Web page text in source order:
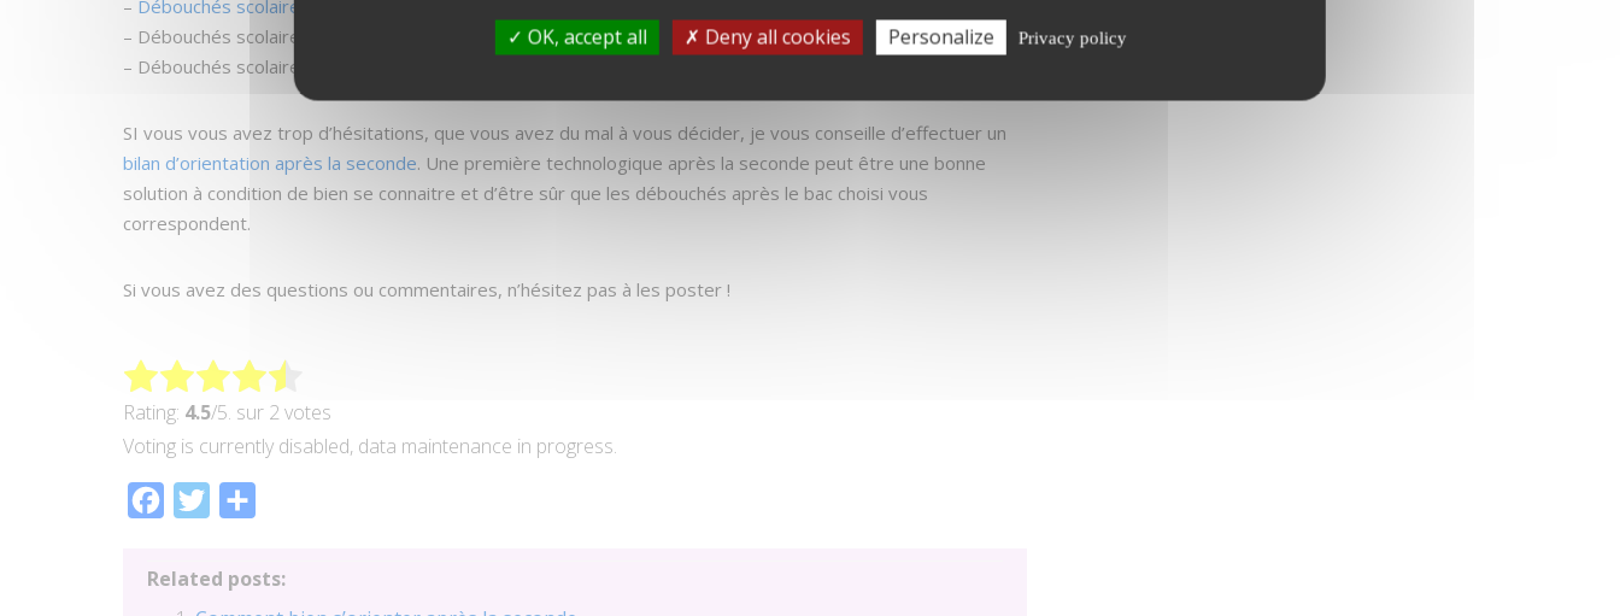
– Débouchés scolaires et professionnels avec un bac STD2A
– Débouchés scolaires et professionnels avec un bac STHR : Hôtellerie et Restauration,
– Débouchés scolaires et professionnels avec un bac Musique
SI vous vous avez trop d’hésitations, que vous avez du mal à vous décider, je vous conseille d’effectuer un
bilan d’orientation après la seconde. Une première technologique après la seconde peut être une bonne
solution à condition de bien se connaitre et d’être sûr que les débouchés après le bac choisi vous
correspondent.
Si vous avez des questions ou commentaires, n’hésitez pas à les poster !
Rating: 4.5/5. sur 2 votes
Voting is currently disabled, data maintenance in progress.
Facebook
Twitter
Related posts:
OK, accept all Deny all cookies Personalize Privacy policy